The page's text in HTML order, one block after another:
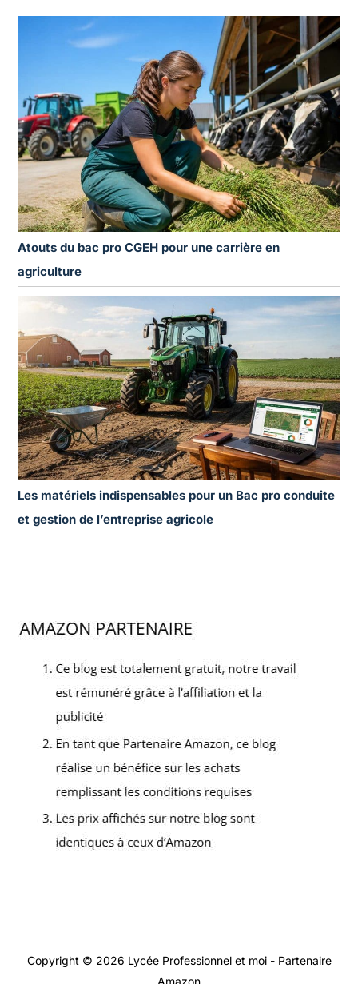
Atouts du bac pro CGEH pour une carrière en
agriculture
Les matériels indispensables pour un Bac pro conduite
et gestion de l’entreprise agricole
Copyright © 2026 Lycée Professionnel et moi - Partenaire
Amazon